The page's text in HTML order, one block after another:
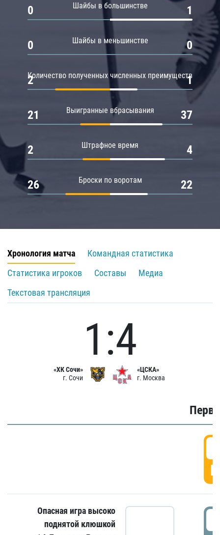
Шайбы в большинстве
0 1
Шайбы в меньшинстве
0 0
Количество полученных численных преимуществ
2 1
Выигранные вбрасывания
21 37
Штрафное время
2 4
Броски по воротам
26 22
Хронология матча
Командная статистика
Статистика игроков
Составы
Медиа
Текстовая трансляция
«ХК Сочи»
г. Сочи
1:4
«ЦСКА»
г. Москва
Опасная игра высоко
поднятой клюшкой